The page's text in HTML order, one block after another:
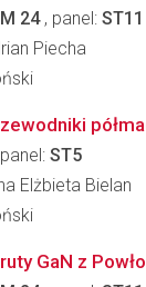
24, panel: ST11
Piecha
ST5
Elżbieta Bielan
GaN z